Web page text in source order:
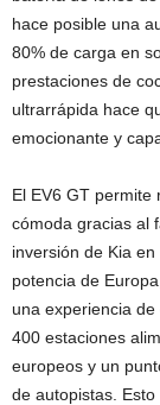
hace posible una
80% de carga en
prestaciones de
ultrarrápida hace
emocionante y
El EV6 GT
cómoda gracias al
inversión de Kia
potencia de
una experiencia
400 estaciones
europeos y un
de autopistas.